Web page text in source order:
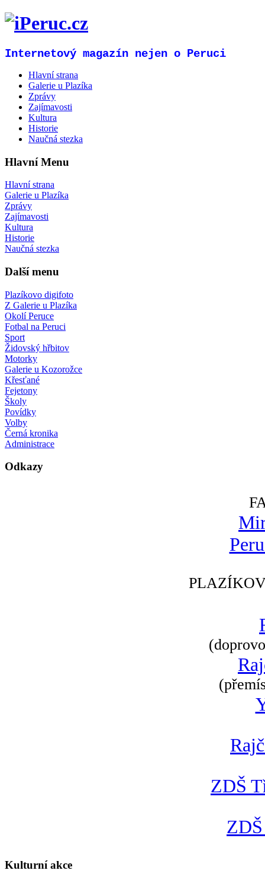
Internetový magazín nejen o Peruci
Hlavní strana
Galerie u Plazíka
Zprávy
Zajímavosti
Kultura
Historie
Naučná stezka
Hlavní Menu
Hlavní strana
Galerie u Plazíka
Zprávy
Zajímavosti
Kultura
Historie
Naučná stezka
Další menu
Plazíkovo digifoto
Z Galerie u Plazíka
Okolí Peruce
Fotbal na Peruci
Sport
Židovský hřbitov
Motorky
Galerie u Kozorožce
Křesťané
Fejetony
Školy
Povídky
Volby
Černá kronika
Administrace
Odkazy
ZDŠ
Kulturní akce